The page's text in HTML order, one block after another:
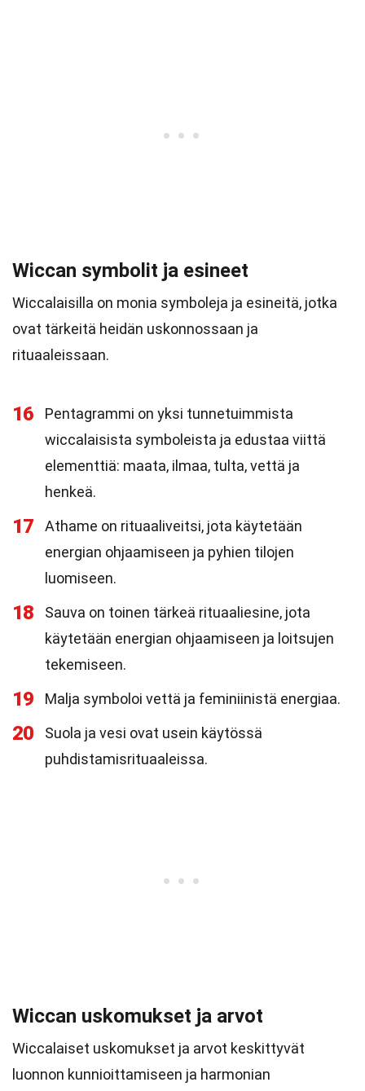
Wiccan symbolit ja esineet
Wiccalaisilla on monia symboleja ja esineitä, jotka
ovat tärkeitä heidän uskonnossaan ja
rituaaleissaan.
16
Pentagrammi on yksi tunnetuimmista
wiccalaisista symboleista ja edustaa viittä
elementtiä: maata, ilmaa, tulta, vettä ja
henkeä.
17
Athame on rituaaliveitsi, jota käytetään
energian ohjaamiseen ja pyhien tilojen
luomiseen.
18
Sauva on toinen tärkeä rituaaliesine, jota
käytetään energian ohjaamiseen ja loitsujen
tekemiseen.
19 Malja symboloi vettä ja feminiinistä energiaa.
20
Suola ja vesi ovat usein käytössä
puhdistamisrituaaleissa.
Wiccan uskomukset ja arvot
Wiccalaiset uskomukset ja arvot keskittyvät
luonnon kunnioittamiseen ja harmonian